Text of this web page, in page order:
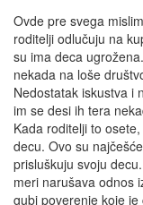
Ovde pre svega
roditelji odlučuju na
su ima deca
nekada na loše
Nedostatak iskustva i
im se desi ih tera
Kada roditelji to
decu. Ovo su
prisluškuju svoju
meri narušava odnos
gubi poverenje koje